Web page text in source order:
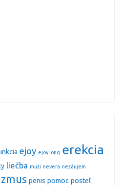
ejoy ejoy long erekcia
liečba muži nevera nezáujem
penis pomoc posteľ